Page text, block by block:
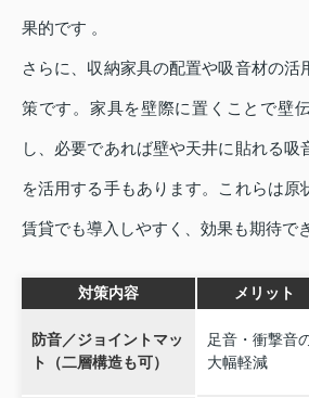
果的です 。
さらに、収納家具の配置や吸音材の活
策です。家具を壁際に置くことで壁
し、必要であれば壁や天井に貼れる吸
を活用する手もあります。これらは原
賃貸でも導入しやすく、効果も期待で
対策内容 メリット
防音／ジョイントマッ
ト（二層構造も可）
足音・衝撃音
大幅軽減